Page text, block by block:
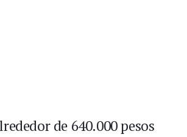
de 640.000 pesos